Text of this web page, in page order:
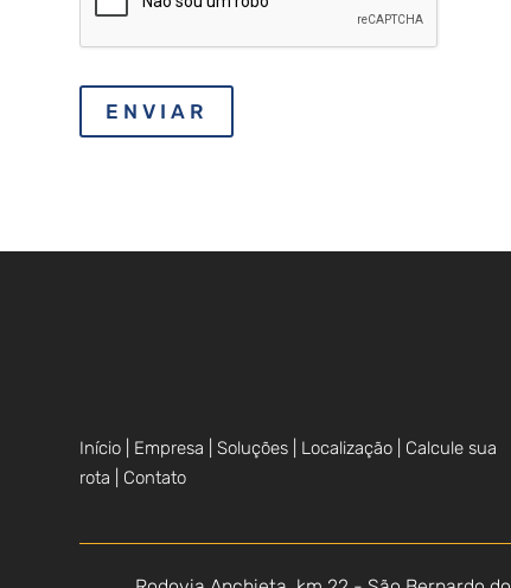
Início | Empresa |Soluções | Localização | Calcule sua
rota | Contato